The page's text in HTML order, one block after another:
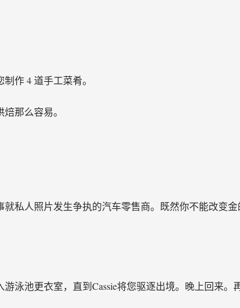
作 4 道手工菜肴。
那么容易。
私人照片发生争执的汽车零售商。既然你不能改变
泳池更衣室，直到Cassie将您驱逐出境。晚上回来。